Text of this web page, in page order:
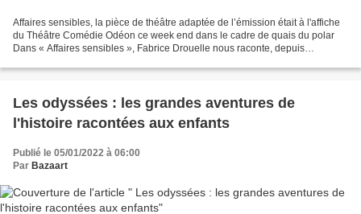
Affaires sensibles, la pièce de théâtre adaptée de l’émission était à l'affiche
du Théâtre Comédie Odéon ce week end dans le cadre de quais du polar
Dans « Affaires sensibles », Fabrice Drouelle nous raconte, depuis
Les odyssées : les grandes aventures de
l'histoire racontées aux enfants
Publié le 05/01/2022 à 06:00
Par Bazaart